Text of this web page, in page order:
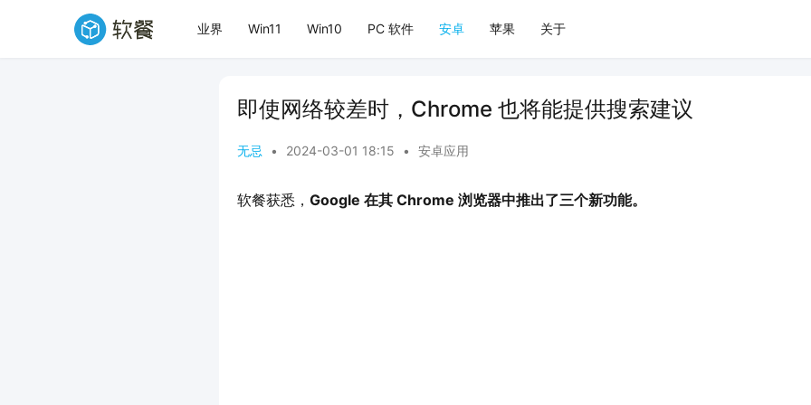
业界 Win11 Win10 PC 软件 安卓 苹果 关于
即使网络较差时，Chrome 也将能提供搜索建议
无忌 • 2024-03-01 18:15 • 安卓应用
软餐获悉， Google 在其 Chrome 浏览器中推出了三个新功能。